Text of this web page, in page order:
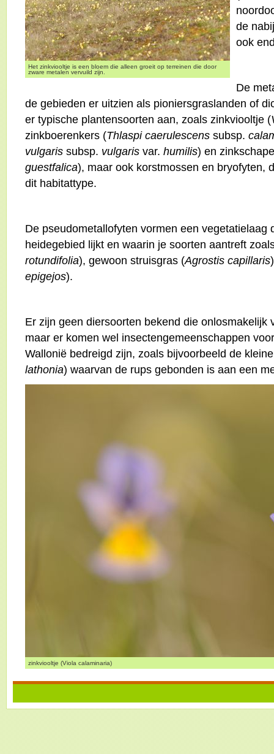
Het zinkviooltje is een bloem die alleen groeit op terreinen die door
zware metalen vervuild zijn.
de
ook
De
de gebieden er uitzien als pioniersgraslanden of
er typische plantensoorten aan, zoals zinkviooltje (
zinkboerenkers (Thlaspi caerulescens subsp.
vulgaris subsp. vulgaris var. humilis) en
guestfalica), maar ook korstmossen en bryofyten,
dit habitattype.
De pseudometallofyten vormen een vegetatielaag
heidegebied lijkt en waarin je soorten aantreft
rotundifolia), gewoon struisgras (Agrostis capillaris
epigejos).
Er zijn geen diersoorten bekend die onlosmakelijk
maar er komen wel insectengemeenschappen
Wallonië bedreigd zijn, zoals bijvoorbeeld de
lathonia) waarvan de rups gebonden is aan een
zinkviooltje (Viola calaminaria)